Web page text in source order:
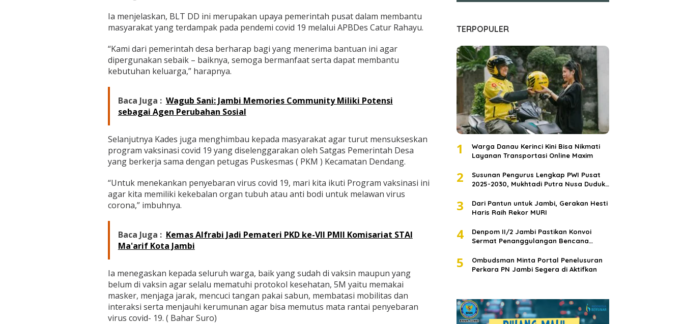
a
h
a
u
,
T
e
p
k
P
r
o
s
K
e
t
Ia menjelaskan, BLT DD ini merupakan upaya pemerintah pusat dalam membantu
masyarakat yang terdampak pada pendemi covid 19 melalui APBDes Catur Rahayu.
“Kami dari pemerintah desa berharap bagi yang menerima bantuan ini agar
dipergunakan sebaik – baiknya, semoga bermanfaat serta dapat membantu
kebutuhan keluarga,” harapnya.
Baca Juga : Wagub Sani: Jambi Memories Community Miliki Potensi
sebagai Agen Perubahan Sosial
Selanjutnya Kades juga menghimbau kepada masyarakat agar turut mensukseskan
program vaksinasi covid 19 yang diselenggarakan oleh Satgas Pemerintah Desa
yang berkerja sama dengan petugas Puskesmas ( PKM ) Kecamatan Dendang.
“Untuk menekankan penyebaran virus covid 19, mari kita ikuti Program vaksinasi ini
agar kita memiliki kekebalan organ tubuh atau anti bodi untuk melawan virus
corona,” imbuhnya.
Baca Juga : Kemas Alfrabi Jadi Pemateri PKD ke-VII PMII Komisariat STAI
Ma'arif Kota Jambi
Ia menegaskan kepada seluruh warga, baik yang sudah di vaksin maupun yang
belum di vaksin agar selalu mematuhi protokol kesehatan, 5M yaitu memakai
masker, menjaga jarak, mencuci tangan pakai sabun, membatasi mobilitas dan
interaksi serta menjauhi kerumunan agar bisa memutus mata rantai penyebaran
virus covid- 19. ( Bahar Suro)
TERPOPULER
1
Warga Danau Kerinci Kini Bisa Nikmati
Layanan Transportasi Online Maxim
2
Susunan Pengurus Lengkap PWI Pusat
2025-2030, Mukhtadi Putra Nusa Duduki
3
Dari Pantun untuk Jambi, Gerakan Hesti
Haris Raih Rekor MURI
4
Denpom II/2 Jambi Pastikan Konvoi
Sermat Penanggulangan Bencana
5
Ombudsman Minta Portal Penelusuran
Perkara PN Jambi Segera di Aktifkan